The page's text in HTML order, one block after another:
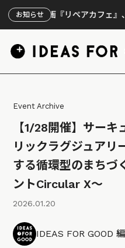
お知らせ
画『リペアカフェ』、上映
Event Archive
【1/28開催】サー
リックラグジュアリ
する循環型のまちづ
ントCircular X〜
2026.01.20
IDEAS FOR GOOD